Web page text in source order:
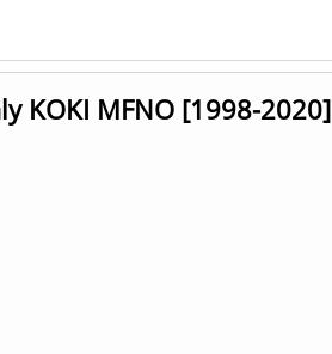
KOKI MFNO [1998-2020]